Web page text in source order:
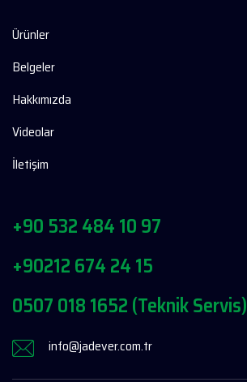
Ürünler
Belgeler
Hakkımızda
Videolar
İletişim
+90 532 484 10 97
+90212 674 24 15
0507 018 1652 (Teknik Servis)
info@jadever.com.tr